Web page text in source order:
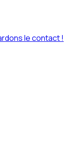
le contact !